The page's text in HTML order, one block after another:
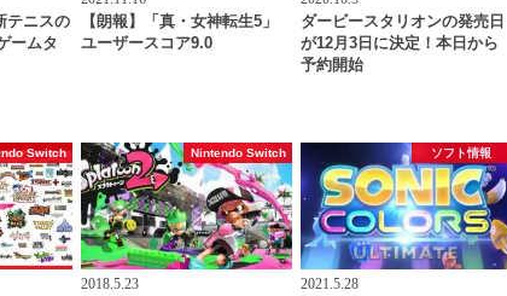
テニスの
ームタ
【朗報】「真・女神転生5」
ユーザースコア9.0
ダービースタリオンの発売日
が12月3日に決定！本日から
予約開始
Switch Nintendo Switch
2018.5.23
ソフト情報
2021.5.28